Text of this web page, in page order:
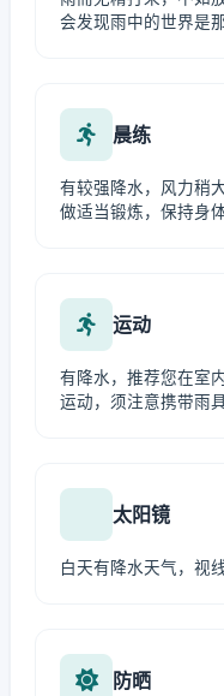
会发现雨中的世界是
晨练
有较强降水，风力稍
做适当锻炼，保持身
运动
有降水，推荐您在室
运动，须注意携带雨
太阳镜
白天有降水天气，视
防晒